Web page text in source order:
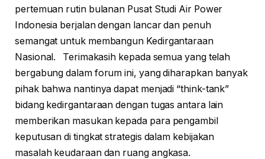
pertemuan rutin bulanan Pusat Studi Air Power
Indonesia berjalan dengan lancar dan penuh
semangat untuk membangun Kedirgantaraan
Nasional. Terimakasih kepada semua yang telah
bergabung dalam forum ini, yang diharapkan banyak
pihak bahwa nantinya dapat menjadi “think-tank”
bidang kedirgantaraan dengan tugas antara lain
memberikan masukan kepada para pengambil
keputusan di tingkat strategis dalam kebijakan
masalah keudaraan dan ruang angkasa.